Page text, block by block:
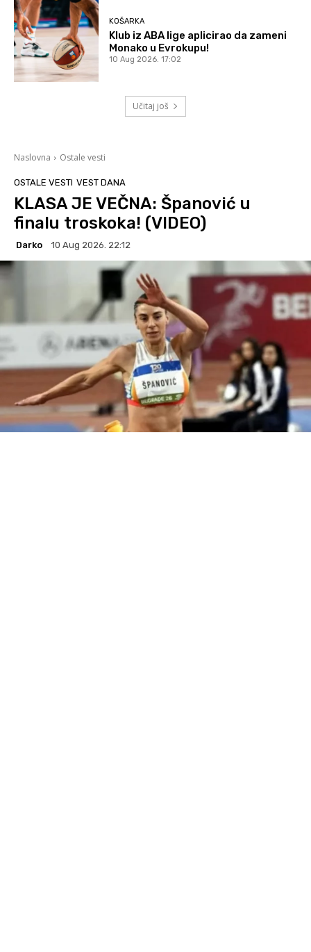
KOŠARKA
Klub iz ABA lige aplicirao da zameni
Monako u Evrokupu!
10 Aug 2026. 17:02
Učitaj još